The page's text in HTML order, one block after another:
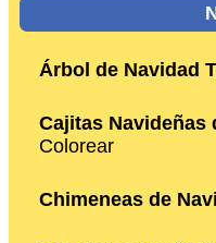
Árbol de Navidad
Cajitas Navideñas
Colorear
Chimeneas de